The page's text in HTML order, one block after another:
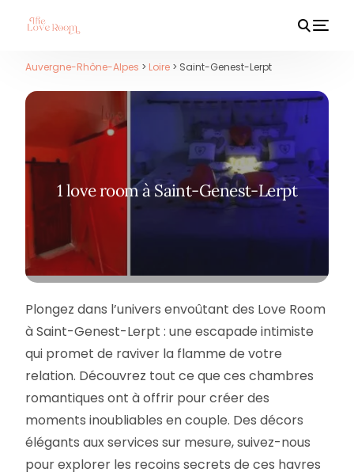
Auvergne-Rhône-Alpes > Loire > Saint-Genest-Lerpt
1 love room à Saint-Genest-Lerpt
Plongez dans l’univers envoûtant des Love Room
à Saint-Genest-Lerpt : une escapade intimiste
qui promet de raviver la flamme de votre
relation. Découvrez tout ce que ces chambres
romantiques ont à offrir pour créer des
moments inoubliables en couple. Des décors
élégants aux services sur mesure, suivez-nous
pour explorer les recoins secrets de ces havres